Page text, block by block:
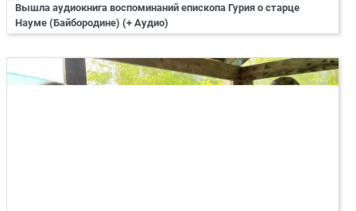
Вышла аудиокнига воспоминаний епископа Гурия о старце
Науме (Байбородине) (+ Аудио)